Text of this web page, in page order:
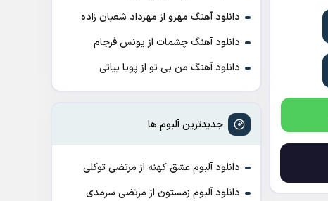
دانلود آهنگ مهرو از مهرداد شعبان زاده
دانلود آهنگ چشمات از یونس فرجام
دانلود آهنگ من بی تو از پویا بیاتی
جدیدترین آلبوم ها
دانلود آلبوم عشق کهنه از مرتضی توکلی
دانلود آلبوم زمستون از مرتضی سرمدی